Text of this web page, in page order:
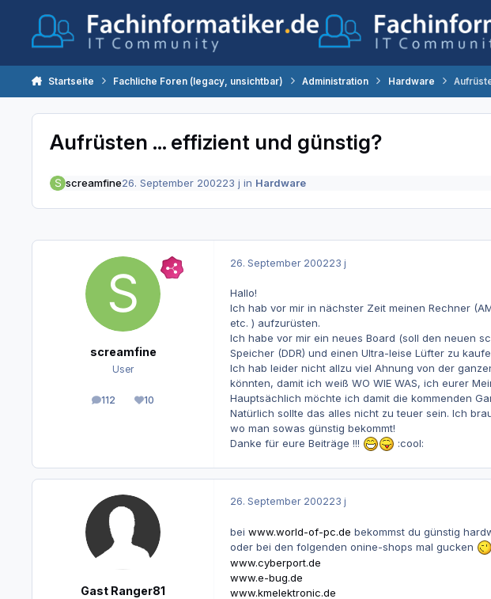
Startseite Fachliche Foren (legacy, unsichtbar) Administration Hardware
Aufrüsten ... effizient und günstig?
screamfine26. September 200223 j in Hardware
screamfine
User
112
Beiträge10
Reputation
26. September 200223 j
Hallo!
Ich hab vor mir in nächster Zeit meinen Rechner
etc. ) aufzurüsten.
Ich habe vor mir ein neues Board (soll den neuen
Speicher (DDR) und einen Ultra-leise Lüfter zu
Ich hab leider nicht allzu viel Ahnung von der
könnten, damit ich weiß WO WIE WAS, ich eurer
Hauptsächlich möchte ich damit die kommenden
Natürlich sollte das alles nicht zu teuer sein. Ich
wo man sowas günstig bekommt!
Danke für eure Beiträge !!!
:cool:
Gast Ranger81
26. September 200223 j
bei www.world-of-pc.de bekommst du günstig
oder bei den folgenden onine-shops mal gucken
www.cyberport.de
www.e-bug.de
www.kmelektronic.de